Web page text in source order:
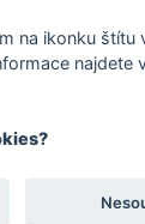
ke stažení
z jeklu 40
si vyberte
na ikonku